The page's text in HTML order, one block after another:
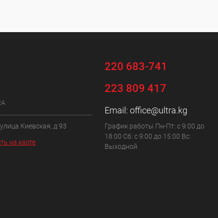
Киевская, д 93
на карте
220 683-741
223 809 417
Email: office@ultra.kg
График работы Пн-Пт: с 9:00 до
18:00 Сб: с 9:00 до 15:00 Вс:
Выходной